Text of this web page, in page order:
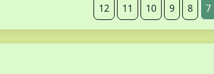
7
8
9
10
11
12